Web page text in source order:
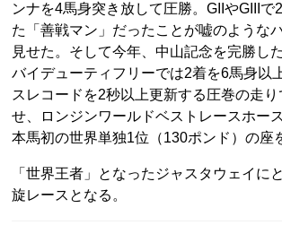
ンナを4馬身突き放して圧勝。GIIやGIIIで
た「善戦マン」だったことが嘘のような
見せた。そして今年、中山記念を完勝し
バイデューティフリーでは2着を6馬身以
スレコードを2秒以上更新する圧巻の走り
せ、ロンジンワールドベストレースホー
本馬初の世界単独1位（130ポンド）の座
「世界王者」となったジャスタウェイに
旋レースとなる。